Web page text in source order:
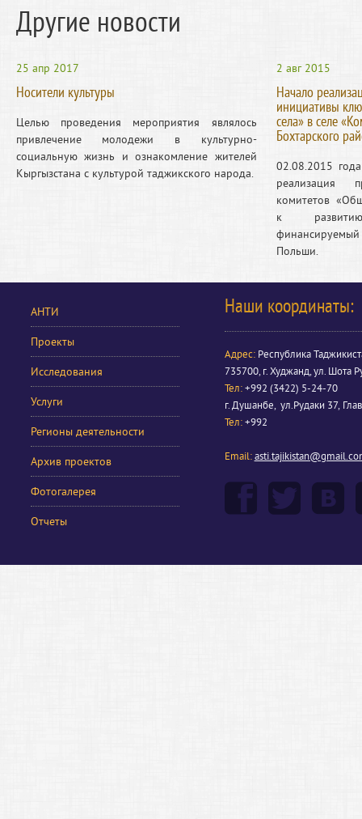
Другие новости
25 апр 2017
Носители культуры
Целью проведения мероприятия являлось
привлечение молодежи в культурно-
социальную жизнь и ознакомление жителей
Кыргызстана с культурой таджикского народа.
2 авг 2015
Начало
инициативы
села» в селе
Бохтарского
02.08.2015
реализация
комитетов
к
Польши.
АНТИ
Проекты
Исследования
Услуги
Регионы деятельности
Архив проектов
Фотогалерея
Отчеты
Наши координаты:
Адрес: Республика
735700, г. Худжанд, ул. Шота
Тел:+992 (3422) 5-24-70
г. Душанбе, ул.Рудаки 37,
Тел:+992
Email: